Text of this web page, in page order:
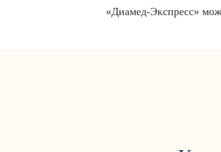
«Диамед-Экспресс»